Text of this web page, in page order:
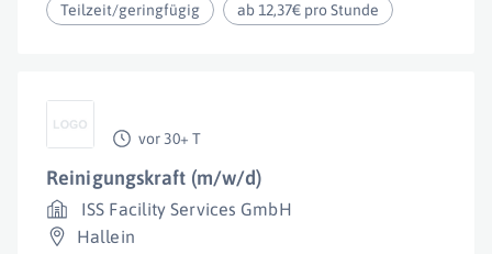
Teilzeit/geringfügig ab 12,37€ pro Stunde
vor 30+ T
Reinigungskraft (m/w/d)
ISS Facility Services GmbH
Hallein